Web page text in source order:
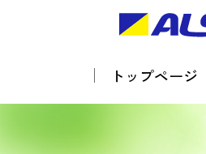
トップページ